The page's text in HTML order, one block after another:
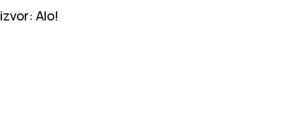
izvor: Alo!